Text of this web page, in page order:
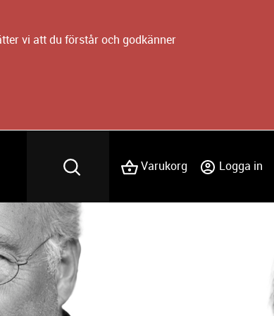
vi att du förstår och godkänner
Varukorg Logga in